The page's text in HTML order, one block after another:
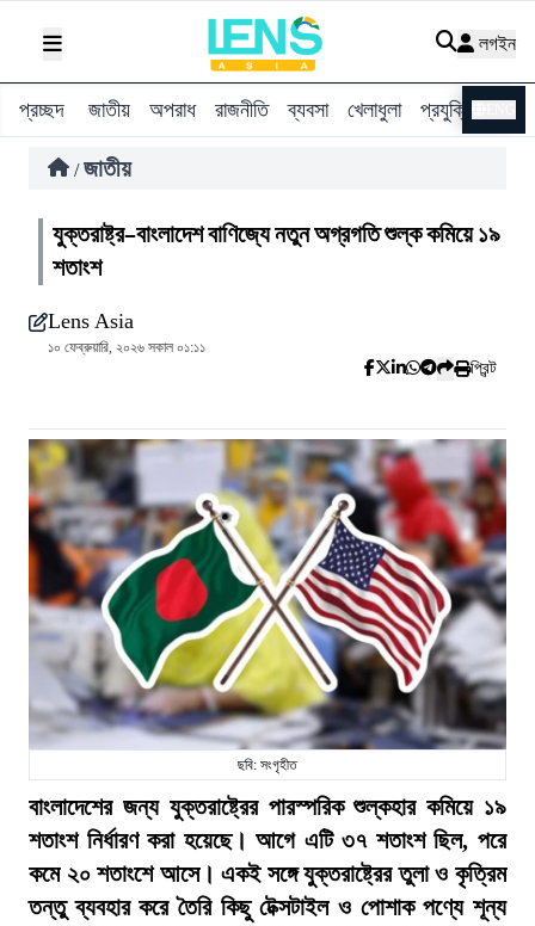
লগইন
প্রচ্ছদ জাতীয় অপরাধ রাজনীতি ব্যবসা খেলাধুলা প্রযুক্তি
/ জাতীয়
যুক্তরাষ্ট্র–বাংলাদেশ বাণিজ্যে নতুন অগ্রগতি শুল্ক কমিয়ে ১৯
শতাংশ
Lens Asia
১০ ফেব্রুয়ারি, ২০২৬ সকাল ০১:১১
প্রিন্ট
ছবি: সংগৃহীত
বাংলাদেশের জন্য যুক্তরাষ্ট্রের পারস্পরিক শুল্কহার কমিয়ে ১৯
শতাংশ নির্ধারণ করা হয়েছে। আগে এটি ৩৭ শতাংশ ছিল, পরে
কমে ২০ শতাংশে আসে। একই সঙ্গে যুক্তরাষ্ট্রের তুলা ও কৃত্রিম
তন্তু ব্যবহার করে তৈরি কিছু টেক্সটাইল ও পোশাক পণ্যে শূন্য